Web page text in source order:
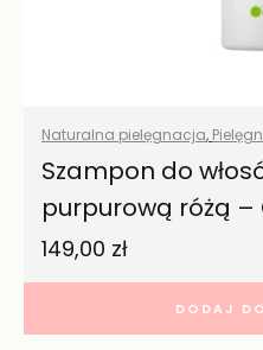
Naturalna pielęgnacja,
produkty
Szampon do
purpurową różą –
149,00 zł
DODAJ